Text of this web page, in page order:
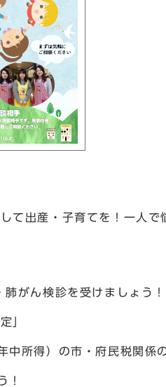
て出産・子育てを！一人で
がん検診を受けましょう！
」
中所得）の市・府民税関
！